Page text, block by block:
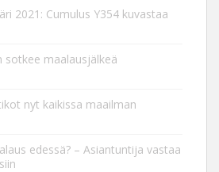
2021: Cumulus Y354 kuvastaa
sotkee maalausjälkeä
nyt kaikissa maailman
edessä? – Asiantuntija vastaa